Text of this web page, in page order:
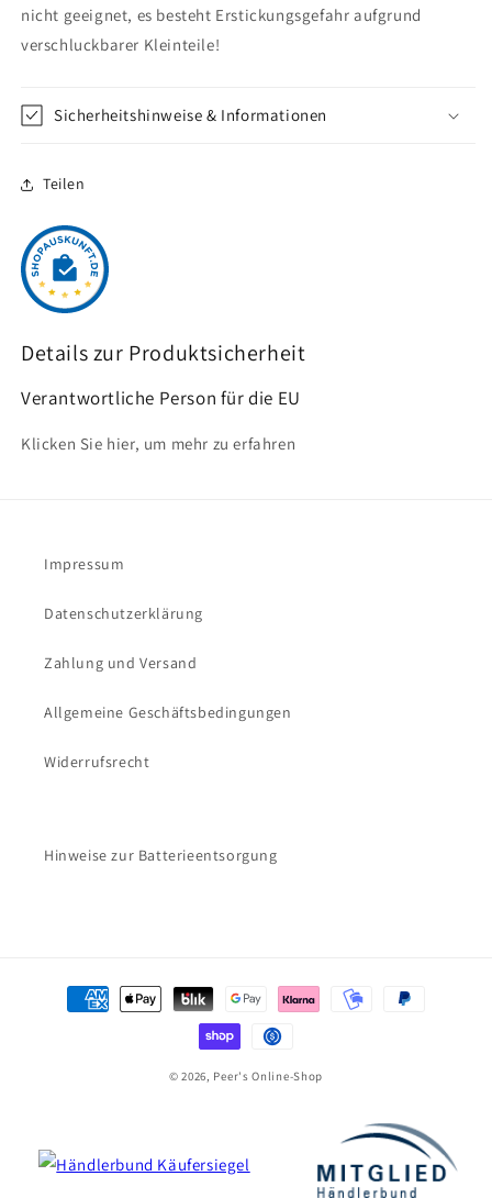
nicht geeignet, es besteht Erstickungsgefahr aufgrund
verschluckbarer Kleinteile!
Sicherheitshinweise & Informationen
Teilen
Details zur Produktsicherheit
Verantwortliche Person für die EU
Klicken Sie hier, um mehr zu erfahren
Impressum
Datenschutzerklärung
Zahlung und Versand
Allgemeine Geschäftsbedingungen
Widerrufsrecht
Hinweise zur Batterieentsorgung
Zahlungsmethoden
© 2026, Peer's Online-Shop